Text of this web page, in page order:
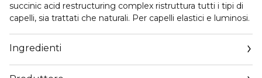
succinic acid restructuring complex ristruttura tutti i tipi di
capelli, sia trattati che naturali. Per capelli elastici e luminosi.
Ingredienti